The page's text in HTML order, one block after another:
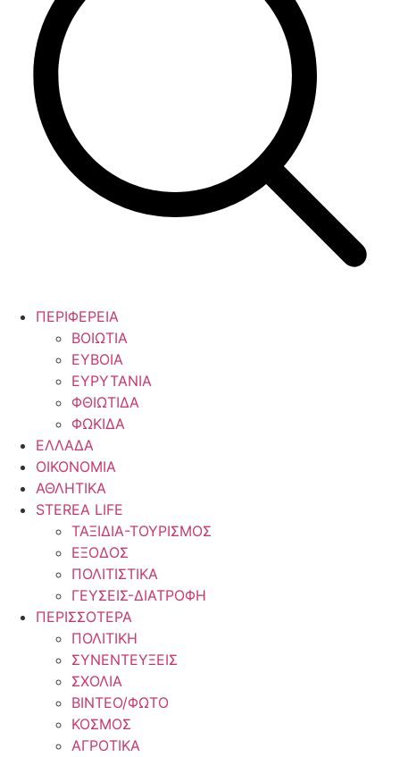
ΠΕΡΙΦΕΡΕΙΑ
ΒΟΙΩΤΙΑ
ΕΥΒΟΙΑ
ΕΥΡΥΤΑΝΙΑ
ΦΘΙΩΤΙΔΑ
ΦΩΚΙΔΑ
ΕΛΛΑΔΑ
ΟΙΚΟΝΟΜΙΑ
ΑΘΛΗΤΙΚΑ
STEREA LIFE
ΤΑΞΙΔΙΑ-ΤΟΥΡΙΣΜΟΣ
ΕΞΟΔΟΣ
ΠΟΛΙΤΙΣΤΙΚΑ
ΓΕΥΣΕΙΣ-ΔΙΑΤΡΟΦΗ
ΠΕΡΙΣΣΟΤΕΡΑ
ΠΟΛΙΤΙΚΗ
ΣΥΝΕΝΤΕΥΞΕΙΣ
ΣΧΟΛΙΑ
ΒΙΝΤΕΟ/ΦΩΤΟ
ΚΟΣΜΟΣ
ΑΓΡΟΤΙΚΑ